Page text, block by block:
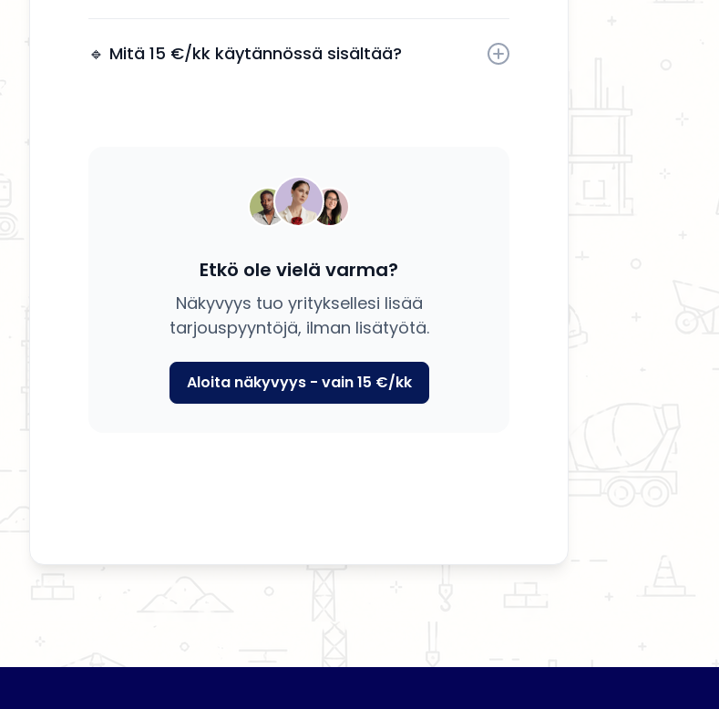
tahansa.
🔹 Mitä 15 €/kk käytännössä sisältää?
Etkö ole vielä varma?
Näkyvyys tuo yrityksellesi lisää
tarjouspyyntöjä, ilman lisätyötä.
Aloita näkyvyys - vain 15 €/kk